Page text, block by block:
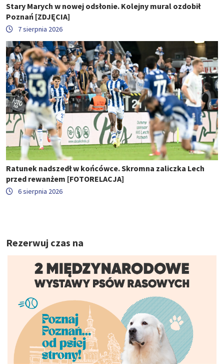
Stary Marych w nowej odsłonie. Kolejny mural ozdobił
Poznań [ZDJĘCIA]
7 sierpnia 2026
Ratunek nadszedł w końcówce. Skromna zaliczka Lech
przed rewanżem [FOTORELACJA]
6 sierpnia 2026
Rezerwuj czas na